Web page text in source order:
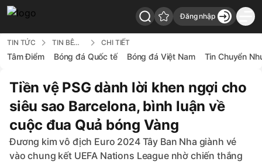
Đăng nhập
TIN TỨC TIN BÊN LỀ CHI TIẾT
Tâm Điểm Bóng đá Quốc tế Bóng đá Việt Nam Tin Chuyển
Tiền vệ PSG dành lời khen ngợi cho
siêu sao Barcelona, bình luận về
cuộc đua Quả bóng Vàng
Đương kim vô địch Euro 2024 Tây Ban Nha giành vé
vào chung kết UEFA Nations League nhờ chiến thắng